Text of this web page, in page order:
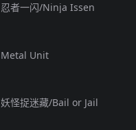
忍者一闪/Ninja Issen
Metal Unit
妖怪捉迷藏/Bail or Jail